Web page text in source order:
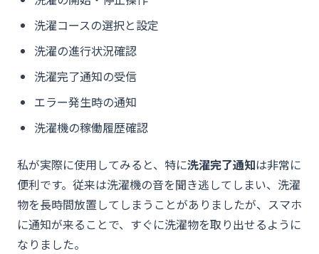
洗濯コースの選択と設定
洗濯の進行状況確認
洗濯完了通知の受信
エラー発生時の通知
洗濯機の稼働履歴確認
私が実際に使用してみると、特に洗濯完了通知は非常に
便利です。従来は洗濯機の音を聞き逃してしまい、洗濯
物を長時間放置してしまうことがありましたが、スマホ
に通知が来ることで、すぐに洗濯物を取り出せるように
なりました。